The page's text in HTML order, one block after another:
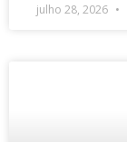
julho 28, 2026